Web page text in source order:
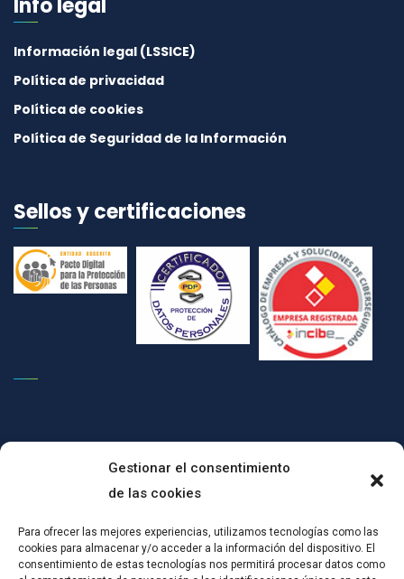
Gestionar el consentimiento
de las cookies
Para ofrecer las mejores experiencias, utilizamos tecnologías como las
cookies para almacenar y/o acceder a la información del dispositivo. El
consentimiento de estas tecnologías nos permitirá procesar datos como
Info legal
Información legal (LSSICE)
Política de privacidad
Política de cookies
Política de Seguridad de la Información
Sellos y certificaciones
(c)CONPRODAT ha implementado un Plan de Transformación Digital
para el mantenimiento del empleo por cuenta ajena, mediante
actuaciones de certificación en SGSI y mejoras tecnológicas:Esta